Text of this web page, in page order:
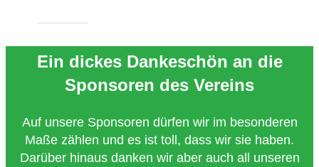
Ein dickes Dankeschön an die
Sponsoren des Vereins
Auf unsere Sponsoren dürfen wir im besonderen
Maße zählen und es ist toll, dass wir sie haben.
Darüber hinaus danken wir aber auch all unseren